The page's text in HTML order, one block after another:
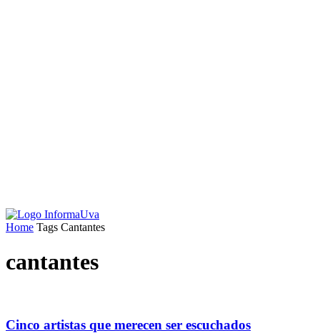
Home Tags Cantantes
cantantes
Cinco artistas que merecen ser escuchados